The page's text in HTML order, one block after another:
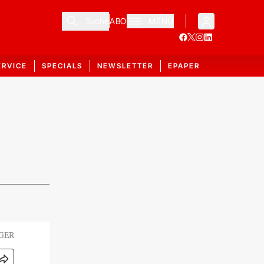
ABO
SPECIALS NEWSLETTER EPAPER